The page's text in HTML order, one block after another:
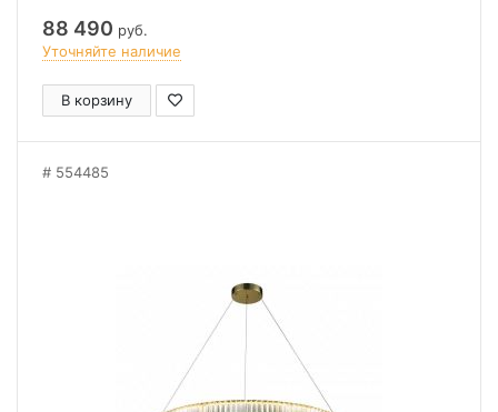
88 490 руб.
Уточняйте наличие
В корзину
554485